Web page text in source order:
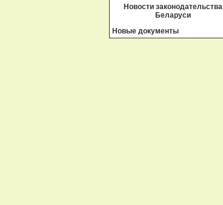
Новости законодательства
Беларуси
Новые документы